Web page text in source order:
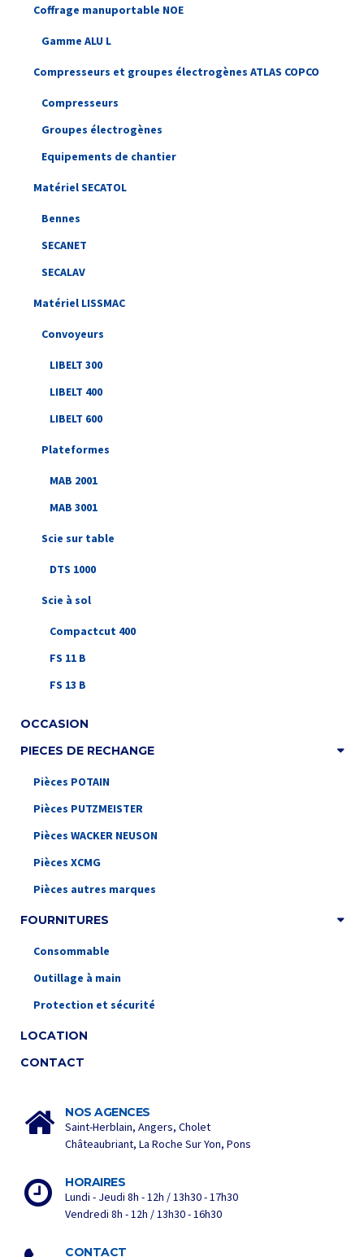
Coffrage manuportable NOE
Gamme ALU L
Compresseurs et groupes électrogènes ATLAS COPCO
Compresseurs
Groupes électrogènes
Equipements de chantier
Matériel SECATOL
Bennes
SECANET
SECALAV
Matériel LISSMAC
Convoyeurs
LIBELT 300
LIBELT 400
LIBELT 600
Plateformes
MAB 2001
MAB 3001
Scie sur table
DTS 1000
Scie à sol
Compactcut 400
FS 11 B
FS 13 B
OCCASION
PIECES DE RECHANGE
Pièces POTAIN
Pièces PUTZMEISTER
Pièces WACKER NEUSON
Pièces XCMG
Pièces autres marques
FOURNITURES
Consommable
Outillage à main
Protection et sécurité
LOCATION
CONTACT
NOS AGENCES
Saint-Herblain, Angers, Cholet
Châteaubriant, La Roche Sur Yon, Pons
HORAIRES
Lundi - Jeudi 8h - 12h / 13h30 - 17h30
Vendredi 8h - 12h / 13h30 - 16h30
CONTACT